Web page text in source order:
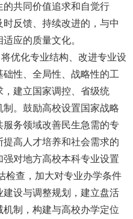
共同价值追求和自觉行
反馈、持续改进的，与中
应的质量文化。
优化专业结构、改进专业设
性、全局性、战略性的工
建立国家调控、省级统
。鼓励高校设置国家战略
务领域改善民生急需的专
高人才培养和社会需求的
对地方高校本科专业设置
检查，加大对专业办学条件
设与调整规划，建立盘活
制，构建与高校办学定位